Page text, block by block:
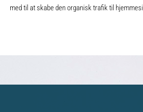
med til at skabe den organisk trafik til